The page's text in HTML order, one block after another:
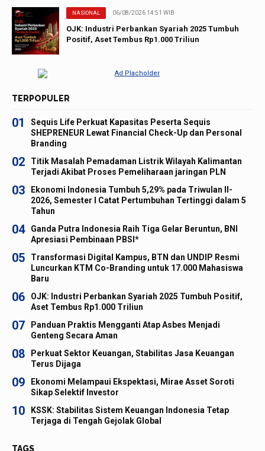
NASIONAL 06/08/2026 14:51 WIB
OJK: Industri Perbankan Syariah 2025 Tumbuh
Positif, Aset Tembus Rp1.000 Triliun
TERPOPULER
01
Sequis Life Perkuat Kapasitas Peserta Sequis
SHEPRENEUR Lewat Financial Check-Up dan Personal
Branding
02
Titik Masalah Pemadaman Listrik Wilayah Kalimantan
Terjadi Akibat Proses Pemeliharaan jaringan PLN
03
Ekonomi Indonesia Tumbuh 5,29% pada Triwulan II-
2026, Semester I Catat Pertumbuhan Tertinggi dalam 5
Tahun
04
Ganda Putra Indonesia Raih Tiga Gelar Beruntun, BNI
Apresiasi Pembinaan PBSI*
05
Transformasi Digital Kampus, BTN dan UNDIP Resmi
Luncurkan KTM Co-Branding untuk 17.000 Mahasiswa
Baru
06
OJK: Industri Perbankan Syariah 2025 Tumbuh Positif,
Aset Tembus Rp1.000 Triliun
07
Panduan Praktis Mengganti Atap Asbes Menjadi
Genteng Secara Aman
08
Perkuat Sektor Keuangan, Stabilitas Jasa Keuangan
Terus Dijaga
09
Ekonomi Melampaui Ekspektasi, Mirae Asset Soroti
Sikap Selektif Investor
10
KSSK: Stabilitas Sistem Keuangan Indonesia Tetap
Terjaga di Tengah Gejolak Global
TAGS